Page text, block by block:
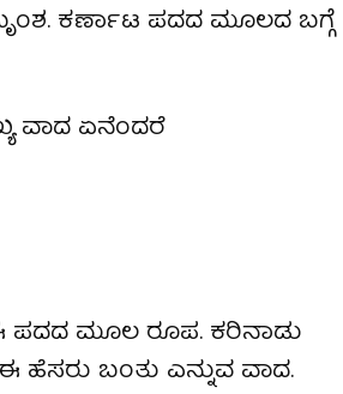
ಕರ್ಣಾಟ ಪದದ ಮೂಲದ ಬಗ್ಗೆ
ವಾದ ಏನೆಂದರೆ
ಪದದ ಮೂಲ ರೂಪ. ಕರಿನಾಡು
ಹೆಸರು ಬಂತು ಎನ್ನುವ ವಾದ.